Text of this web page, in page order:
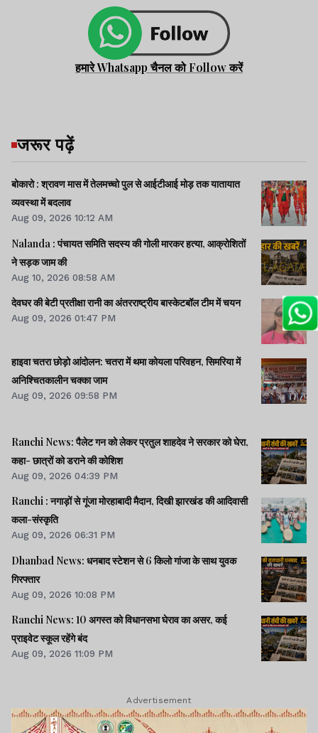
हमारे Whatsapp चैनल को Follow करें
जरूर पढ़ें
बोकारो : श्रावण मास में तेलमच्चो पुल से आईटीआई मोड़ तक यातायात
व्यवस्था में बदलाव
Aug 09, 2026 10:12 AM
Nalanda : पंचायत समिति सदस्य की गोली मारकर हत्या, आक्रोशितों
ने सड़क जाम की
Aug 10, 2026 08:58 AM
देवघर की बेटी प्रतीक्षा रानी का अंतरराष्ट्रीय बास्केटबॉल टीम में चयन
Aug 09, 2026 01:47 PM
हाइवा चतरा छोड़ो आंदोलन: चतरा में थमा कोयला परिवहन, सिमरिया में
अनिश्चितकालीन चक्का जाम
Aug 09, 2026 09:58 PM
Ranchi News: पैलेट गन को लेकर प्रतुल शाहदेव ने सरकार को घेरा,
कहा- छात्रों को डराने की कोशिश
Aug 09, 2026 04:39 PM
Ranchi : नगाड़ों से गूंजा मोरहाबादी मैदान, दिखी झारखंड की आदिवासी
कला-संस्कृति
Aug 09, 2026 06:31 PM
Dhanbad News: धनबाद स्टेशन से 6 किलो गांजा के साथ युवक
गिरफ्तार
Aug 09, 2026 10:08 PM
Ranchi News: 10 अगस्त को विधानसभा घेराव का असर, कई
प्राइवेट स्कूल रहेंगे बंद
Aug 09, 2026 11:09 PM
Advertisement